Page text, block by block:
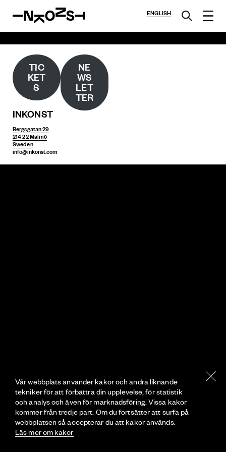
ENGLISH
TIC
KET
S
NE
WS
LET
TER
INKONST
Bergsgatan 29
214 22 Malmö
Sweden
info@inkonst.com
Vår webbplats använder kakor och andra liknande
tekniker för att förbättra din upplevelse, för statistik
och analys och även för marknadsföring. Vissa kakor
kommer från tredje part. Om du fortsätter att surfa på
webbplatsen så accepterar du att kakor används.
Läs mer om kakor